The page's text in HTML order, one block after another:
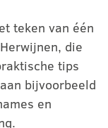
teken van één
die
tips
bijvoorbeeld
en